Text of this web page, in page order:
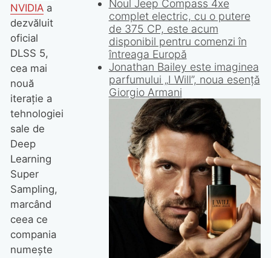
NVIDIAa
dezvăluit
oficial
DLSS 5,
cea mai
nouă
iterație a
tehnologiei
sale de
Deep
Learning
Super
Sampling,
marcând
ceea ce
compania
numește
Noul Jeep Compass 4xe
complet electric, cu o putere
de 375 CP, este acum
disponibil pentru comenzi în
întreaga Europă